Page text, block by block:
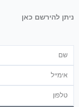
ניתן להירשם כאן